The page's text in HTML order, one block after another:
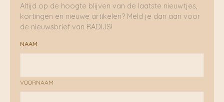
Altijd op de hoogte blijven van de laatste nieuwtjes,
kortingen en nieuwe artikelen? Meld je dan aan voor
de nieuwsbrief van RADIJS!
NAAM
VOORNAAM